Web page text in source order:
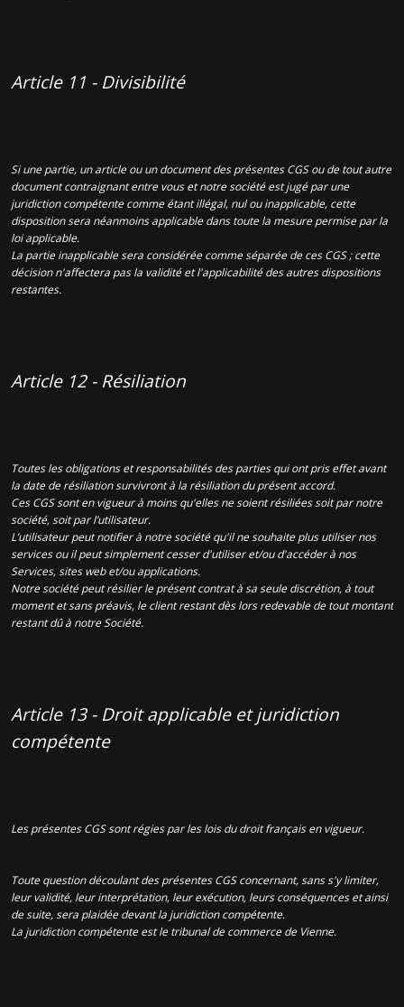
Article 11 - Divisibilité
Si une partie, un article ou un document des présentes CGS ou de tout autre
document contraignant entre vous et notre société est jugé par une
juridiction compétente comme étant illégal, nul ou inapplicable, cette
disposition sera néanmoins applicable dans toute la mesure permise par la
loi applicable.
La partie inapplicable sera considérée comme séparée de ces CGS ; cette
décision n'affectera pas la validité et l'applicabilité des autres dispositions
restantes.
Article 12 - Résiliation
Toutes les obligations et responsabilités des parties qui ont pris effet avant
la date de résiliation survivront à la résiliation du présent accord.
Ces CGS sont en vigueur à moins qu'elles ne soient résiliées soit par notre
société, soit par l’utilisateur.
L’utilisateur peut notifier à notre société qu'il ne souhaite plus utiliser nos
services ou il peut simplement cesser d'utiliser et/ou d'accéder à nos
Services, sites web et/ou applications.
Notre société peut résilier le présent contrat à sa seule discrétion, à tout
moment et sans préavis, le client restant dès lors redevable de tout montant
restant dû à notre Société.
Article 13 - Droit applicable et juridiction
compétente
Les présentes CGS sont régies par les lois du droit français en vigueur.
Toute question découlant des présentes CGS concernant, sans s'y limiter,
leur validité, leur interprétation, leur exécution, leurs conséquences et ainsi
de suite, sera plaidée devant la juridiction compétente.
La juridiction compétente est le tribunal de commerce de Vienne.